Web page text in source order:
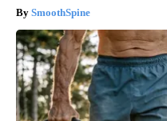
SmoothSpine